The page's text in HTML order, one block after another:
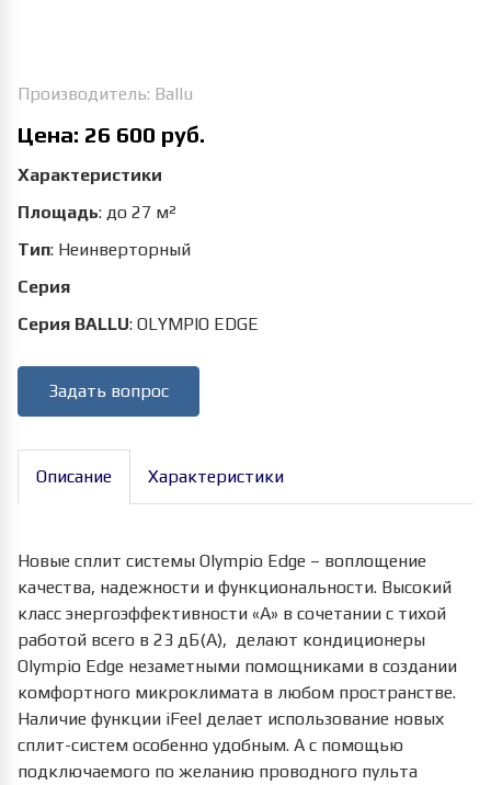
Производитель: Ballu
Цена: 26 600 руб.
Характеристики
Площадь: до 27 м²
Тип: Неинверторный
Серия
Серия BALLU: OLYMPIO EDGE
Задать вопрос
Описание Характеристики
Новые сплит системы Olympio Edge – воплощение
качества, надежности и функциональности. Высокий
класс энергоэффективности «А» в сочетании с тихой
работой всего в 23 дБ(А), делают кондиционеры
Olympio Edge незаметными помощниками в создании
комфортного микроклимата в любом пространстве.
Наличие функции iFeel делает использование новых
сплит-систем особенно удобным. А с помощью
подключаемого по желанию проводного пульта